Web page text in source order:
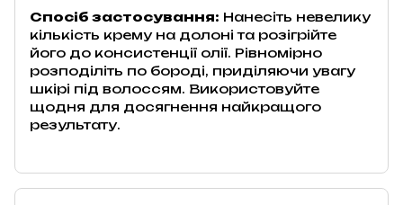
Спосіб застосування: Нанесіть невелику
кількість крему на долоні та розігрійте
його до консистенції олії. Рівномірно
розподіліть по бороді, приділяючи увагу
шкірі під волоссям. Використовуйте
щодня для досягнення найкращого
результату.